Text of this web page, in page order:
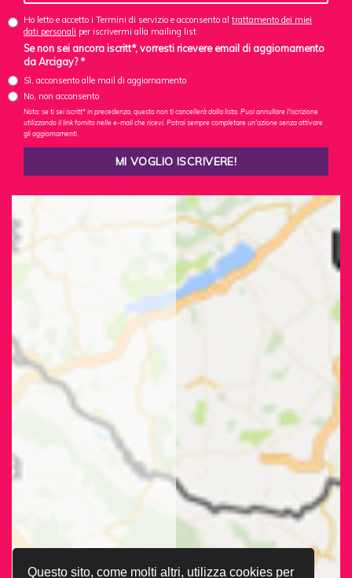
Questo sito, come molti altri, utilizza cookies per
Ho letto e accetto i Termini di servizio e acconsento al trattamento dei miei
dati personali per iscrivermi alla mailing list
Se non sei ancora iscritt*, vorresti ricevere email di aggiornamento
da Arcigay? *
Sì, acconsento alle mail di aggiornamento
No, non acconsento
Nota: se ti sei iscritt* in precedenza, questo non ti cancellerà dalla lista. Puoi annullare l'iscrizione
utilizzando il link fornito nelle e-mail che ricevi. Potrai sempre completare un'azione senza attivare
gli aggiornamenti.